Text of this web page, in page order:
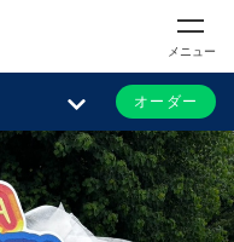
メニュー
オーダー